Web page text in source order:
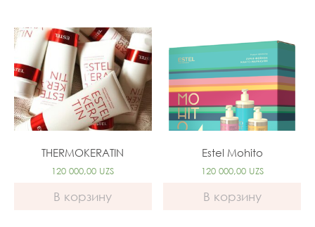
THERMOKERATIN
120 000,00 UZS
В корзину
Estel Mohito
120 000,00 UZS
В корзину